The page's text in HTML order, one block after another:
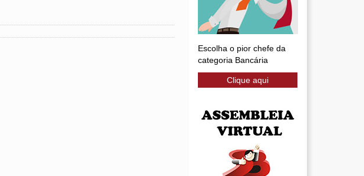
Escolha o pior chefe da
categoria Bancária
Clique aqui